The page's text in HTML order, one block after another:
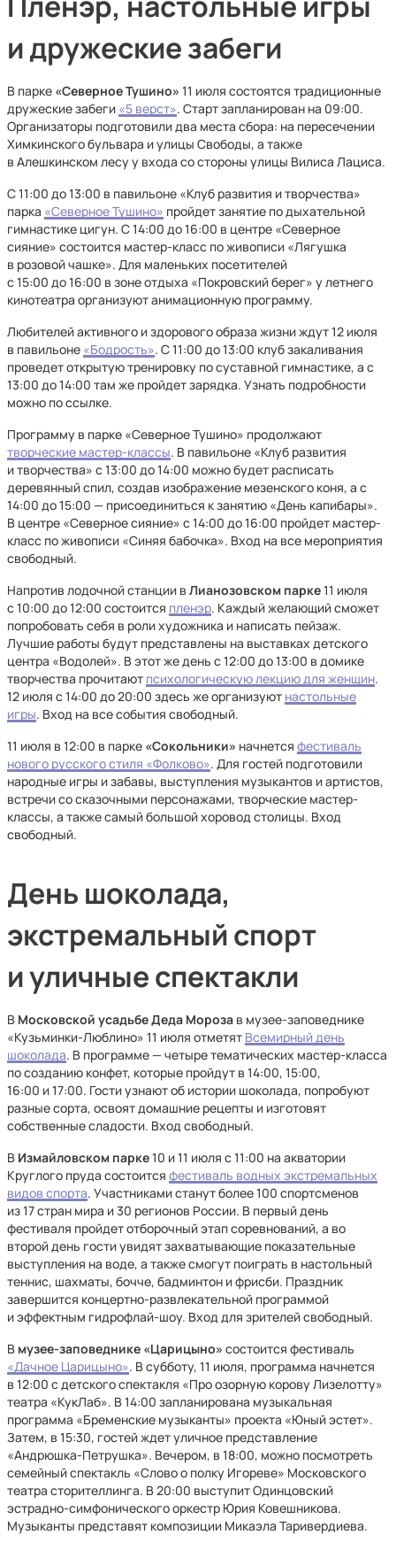
и дружеские забеги
В парке «Северное Тушино» 11 июля состоятся традиционные
дружеские забеги «5 верст». Старт запланирован на 09:00.
Организаторы подготовили два места сбора: на пересечении
Химкинского бульвара и улицы Свободы, а также
в Алешкинском лесу у входа со стороны улицы Вилиса Лациса.
С 11:00 до 13:00 в павильоне «Клуб развития и творчества»
парка «Северное Тушино» пройдет занятие по дыхательной
гимнастике цигун. С 14:00 до 16:00 в центре «Северное
сияние» состоится мастер-класс по живописи «Лягушка
в розовой чашке». Для маленьких посетителей
с 15:00 до 16:00 в зоне отдыха «Покровский берег» у летнего
кинотеатра организуют анимационную программу.
Любителей активного и здорового образа жизни ждут 12 июля
в павильоне «Бодрость». С 11:00 до 13:00 клуб закаливания
проведет открытую тренировку по суставной гимнастике, а с
13:00 до 14:00 там же пройдет зарядка. Узнать подробности
можно по ссылке.
Программу в парке «Северное Тушино» продолжают
творческие мастер-классы. В павильоне «Клуб развития
и творчества» с 13:00 до 14:00 можно будет расписать
деревянный спил, создав изображение мезенского коня, а с
14:00 до 15:00 — присоединиться к занятию «День капибары».
В центре «Северное сияние» с 14:00 до 16:00 пройдет мастер-
класс по живописи «Синяя бабочка». Вход на все мероприятия
свободный.
Напротив лодочной станции в Лианозовском парке11 июля
с 10:00 до 12:00 состоится пленэр. Каждый желающий сможет
попробовать себя в роли художника и написать пейзаж.
Лучшие работы будут представлены на выставках детского
центра «Водолей». В этот же день с 12:00 до 13:00 в домике
творчества прочитают психологическую лекцию для женщин.
12 июля с 14:00 до 20:00 здесь же организуют настольные
игры. Вход на все события свободный.
11 июля в 12:00 в парке «Сокольники» начнется фестиваль
нового русского стиля «Фолково». Для гостей подготовили
народные игры и забавы, выступления музыкантов и артистов,
встречи со сказочными персонажами, творческие мастер-
классы, а также самый большой хоровод столицы. Вход
свободный.
День шоколада,
экстремальный спорт
и уличные спектакли
В Московской усадьбе Деда Мороза в музее-заповеднике
«Кузьминки-Люблино» 11 июля отметят Всемирный день
шоколада. В программе — четыре тематических мастер-класса
по созданию конфет, которые пройдут в 14:00, 15:00,
16:00 и 17:00. Гости узнают об истории шоколада, попробуют
разные сорта, освоят домашние рецепты и изготовят
собственные сладости. Вход свободный.
В Измайловском парке10 и 11 июля с 11:00 на акватории
Круглого пруда состоится фестиваль водных экстремальных
видов спорта. Участниками станут более 100 спортсменов
из 17 стран мира и 30 регионов России. В первый день
фестиваля пройдет отборочный этап соревнований, а во
второй день гости увидят захватывающие показательные
выступления на воде, а также смогут поиграть в настольный
теннис, шахматы, бочче, бадминтон и фрисби. Праздник
завершится концертно-развлекательной программой
и эффектным гидрофлай-шоу. Вход для зрителей свободный.
В музее-заповеднике «Царицыно» состоится фестиваль
«Дачное Царицыно». В субботу, 11 июля, программа начнется
в 12:00 с детского спектакля «Про озорную корову Лизелотту»
театра «КукЛаб». В 14:00 запланирована музыкальная
программа «Бременские музыканты» проекта «Юный эстет».
Затем, в 15:30, гостей ждет уличное представление
«Андрюшка-Петрушка». Вечером, в 18:00, можно посмотреть
семейный спектакль «Слово о полку Игореве» Московского
театра сторителлинга. В 20:00 выступит Одинцовский
эстрадно-симфонического оркестр Юрия Ковешникова.
Музыканты представят композиции Микаэла Таривердиева.